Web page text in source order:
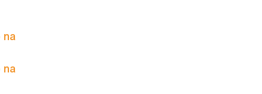
na
na